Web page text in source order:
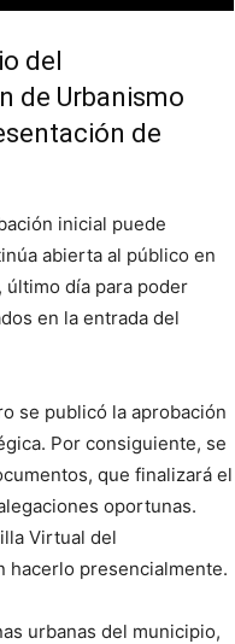
del
de Urbanismo
de
inicial puede
abierta al público en
último día para poder
en la entrada del
se publicó la aprobación
Por consiguiente, se
que finalizará el
oportunas.
Virtual del
hacerlo presencialmente.
urbanas del municipio,